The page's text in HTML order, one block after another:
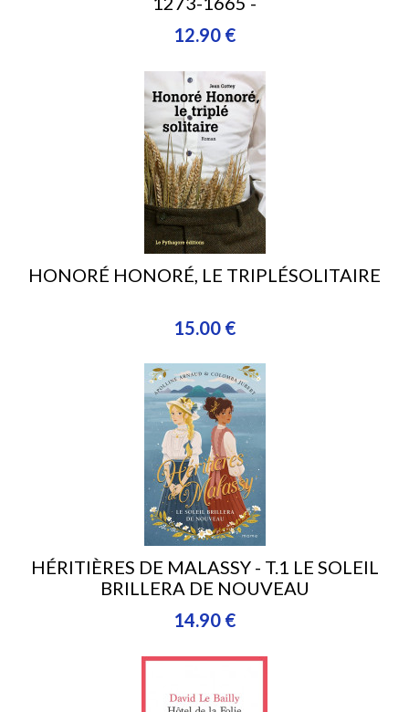
12.90 €
HONORÉ HONORÉ, LE TRIPLÉSOLITAIRE
15.00 €
HÉRITIÈRES DE MALASSY - T.1 LE SOLEIL
BRILLERA DE NOUVEAU
14.90 €